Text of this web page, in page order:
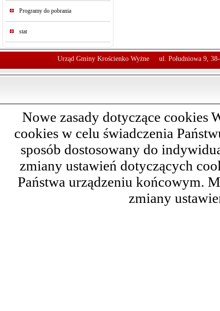
Programy do pobrania
stat
Urząd Gminy Krościenko Wyżne ul. Południowa 9,
Nowe zasady dotyczące cookies
cookies w celu świadczenia
sposób dostosowany do
zmiany ustawień dotyczących
Państwa urządzeniu końcowym.
zmiany